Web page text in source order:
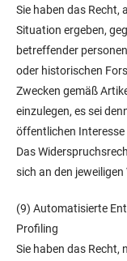
Sie haben das Recht,
Situation ergeben,
betreffender
oder historischen
Zwecken gemäß
einzulegen, es sei
öffentlichen
Das
sich an den
(9) Automatisierte
Profiling
Sie haben das Recht,